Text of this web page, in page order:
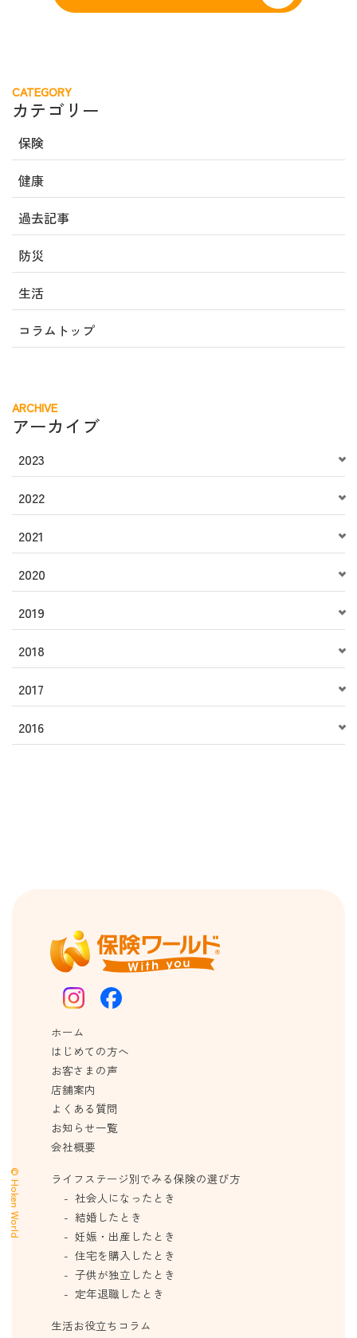
CATEGORY
カテゴリー
保険
健康
過去記事
防災
生活
コラムトップ
ARCHIVE
アーカイブ
2023
2022
2021
2020
2019
2018
2017
2016
ホーム
はじめての方へ
お客さまの声
店舗案内
よくある質問
お知らせ一覧
会社概要
ライフステージ別でみる保険の選び方
社会人になったとき
結婚したとき
妊娠・出産したとき
住宅を購入したとき
子供が独立したとき
定年退職したとき
生活お役立ちコラム
© Hoken World